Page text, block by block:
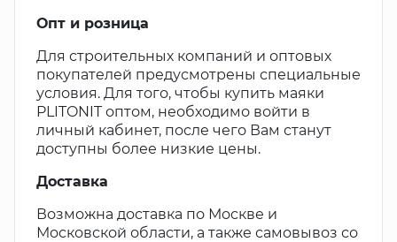
Опт и розница
Для строительных компаний и оптовых
покупателей предусмотрены специальные
условия. Для того, чтобы купить маяки
PLITONIT оптом, необходимо войти в
личный кабинет, после чего Вам станут
доступны более низкие цены.
Доставка
Возможна доставка по Москве и
Московской области, а также самовывоз со